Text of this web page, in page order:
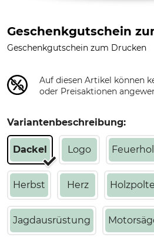
Geschenkgutschein
Geschenkgutschein zum Drucken
Auf diesen Artikel können
oder Preisaktionen
Variantenbeschreibung:
Dackel Logo
Herbst Herz
Jagdausrüstung